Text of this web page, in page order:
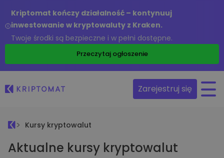
Kriptomat kończy działalność – kontynuuj
inwestowanie w kryptowaluty z Kraken.
Twoje środki są bezpieczne i w pełni dostępne.
Przeczytaj ogłoszenie
Zarejestruj się
Kursy kryptowalut
Aktualne kursy kryptowalut